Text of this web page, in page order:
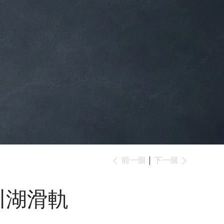
前一個 下一個
湖滑軌